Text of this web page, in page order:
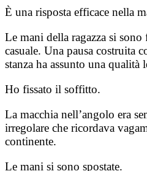
È una risposta efficace nella
Le mani della ragazza si sono
casuale. Una pausa costruita
stanza ha assunto una qualità
Ho fissato il soffitto.
La macchia nell’angolo era
irregolare che ricordava
continente.
Le mani si sono spostate.